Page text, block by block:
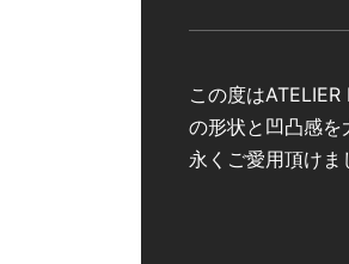
この度は
の形状と凹凸感
永くご愛用頂けま